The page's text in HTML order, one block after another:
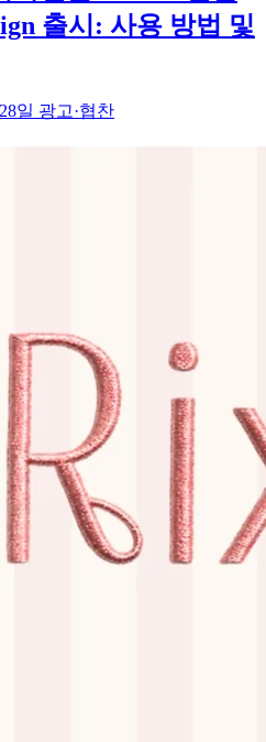
출시: 사용 방법 및
일 광고·협찬